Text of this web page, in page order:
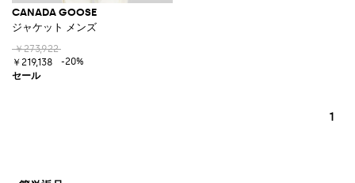
CANADA GOOSE
ジャケット メンズ
￥273,922
￥219,138
-20%
1